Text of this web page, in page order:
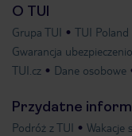
O TUI
Grupa TUI TUI Poland
Gwarancja
TUI.cz
Dane osobowe
Przydatne
Podróż z TUI Wakacje